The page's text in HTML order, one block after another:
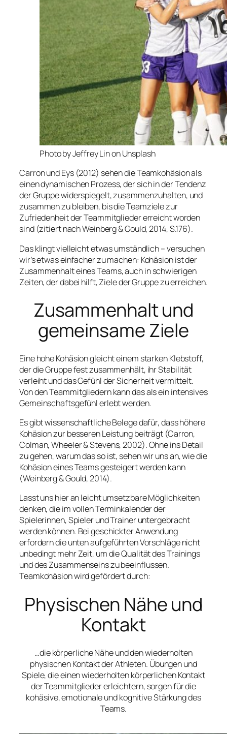
Photo by Jeffrey Lin on Unsplash
Carron und Eys (2012) sehen die Teamkohäsion als
einen dynamischen Prozess, der sich in der Tendenz
der Gruppe widerspiegelt, zusammenzuhalten, und
zusammen zu bleiben, bis die Teamziele zur
Zufriedenheit der Teammitglieder erreicht worden
sind (zitiert nach Weinberg & Gould, 2014, S.176).
Das klingt vielleicht etwas umständlich – versuchen
wir’s etwas einfacher zu machen: Kohäsion ist der
Zusammenhalt eines Teams, auch in schwierigen
Zeiten, der dabei hilft, Ziele der Gruppe zu erreichen.
Zusammenhalt und
gemeinsame Ziele
Eine hohe Kohäsion gleicht einem starken Klebstoff,
der die Gruppe fest zusammenhält, ihr Stabilität
verleiht und das Gefühl der Sicherheit vermittelt.
Von den Teammitgliedern kann das als ein intensives
Gemeinschaftsgefühl erlebt werden.
Es gibt wissenschaftliche Belege dafür, dass höhere
Kohäsion zur besseren Leistung beiträgt (Carron,
Colman, Wheeler & Stevens, 2002). Ohne ins Detail
zu gehen, warum das so ist, sehen wir uns an, wie die
Kohäsion eines Teams gesteigert werden kann
(Weinberg & Gould, 2014).
Lasst uns hier an leicht umsetzbare Möglichkeiten
denken, die im vollen Terminkalender der
Spielerinnen, Spieler und Trainer untergebracht
werden können. Bei geschickter Anwendung
erfordern die unten aufgeführten Vorschläge nicht
unbedingt mehr Zeit, um die Qualität des Trainings
und des Zusammenseins zu beeinflussen.
Teamkohäsion wird gefördert durch:
Physischen Nähe und
Kontakt
…die körperliche Nähe und den wiederholten
physischen Kontakt der Athleten. Übungen und
Spiele, die einen wiederholten körperlichen Kontakt
der Teammitglieder erleichtern, sorgen für die
kohäsive, emotionale und kognitive Stärkung des
Teams.